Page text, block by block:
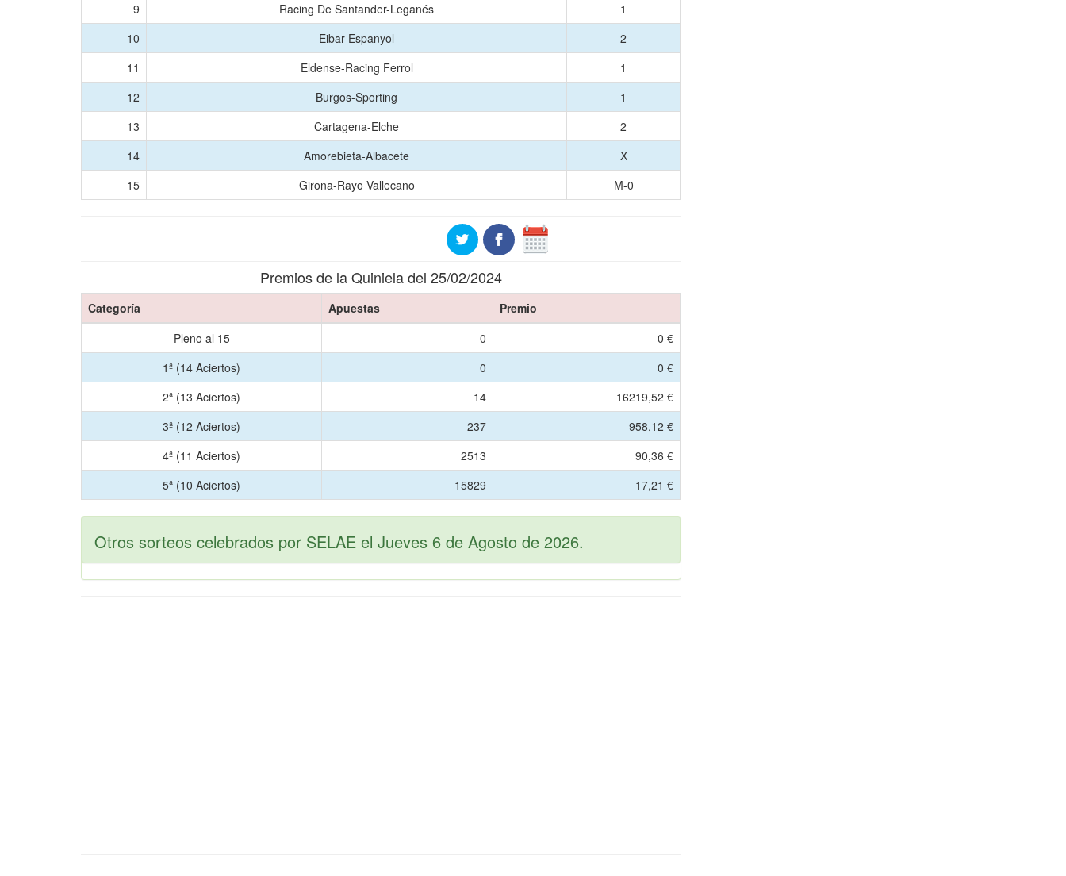
9
Racing De Santander-Leganés
1
10
Eibar-Espanyol
2
11
Eldense-Racing Ferrol
1
12
Burgos-Sporting
1
13
Cartagena-Elche
2
14
Amorebieta-Albacete
X
15
Girona-Rayo Vallecano M-0
Premios de la Quiniela del 25/02/2024
Categoría Apuestas
Premio
Pleno al 15
0
0 €
1ª (14 Aciertos)
0
0 €
2ª (13 Aciertos)
14
16219,52 €
3ª (12 Aciertos)
237
958,12 €
4ª (11 Aciertos)
2513
90,36 €
5ª (10 Aciertos)
15829 17,21 €
Otros sorteos celebrados por SELAE el Jueves 6 de Agosto de 2026.